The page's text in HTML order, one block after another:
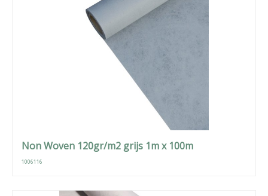
Non Woven 120gr/m2 grijs 1m x 100m
1006116